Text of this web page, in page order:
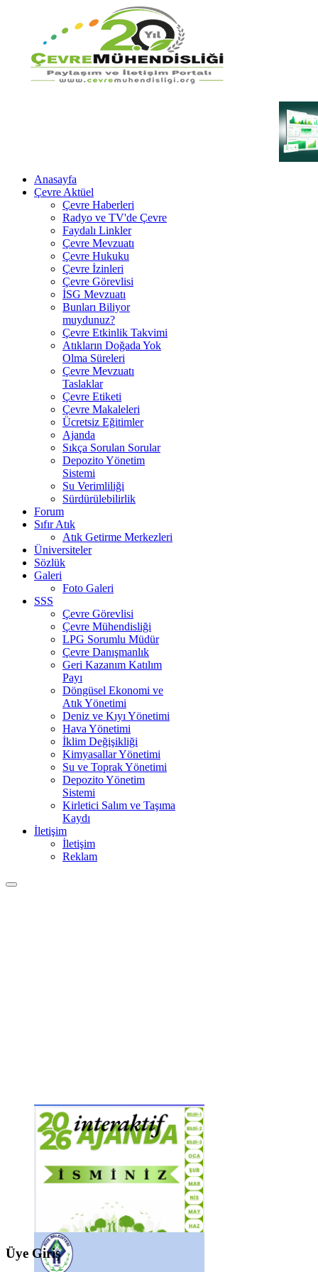
Anasayfa
Çevre Aktüel
Çevre Haberleri
Radyo ve TV'de Çevre
Faydalı Linkler
Çevre Mevzuatı
Çevre Hukuku
Çevre İzinleri
Çevre Görevlisi
İSG Mevzuatı
Bunları Biliyor
muydunuz?
Çevre Etkinlik Takvimi
Atıkların Doğada Yok
Olma Süreleri
Çevre Mevzuatı
Taslaklar
Çevre Etiketi
Çevre Makaleleri
Ücretsiz Eğitimler
Ajanda
Sıkça Sorulan Sorular
Depozito Yönetim
Sistemi
Su Verimliliği
Sürdürülebilirlik
Forum
Sıfır Atık
Atık Getirme Merkezleri
Üniversiteler
Sözlük
Galeri
Foto Galeri
SSS
Çevre Görevlisi
Çevre Mühendisliği
LPG Sorumlu Müdür
Çevre Danışmanlık
Geri Kazanım Katılım
Payı
Döngüsel Ekonomi ve
Atık Yönetimi
Deniz ve Kıyı Yönetimi
Hava Yönetimi
İklim Değişikliği
Kimyasallar Yönetimi
Su ve Toprak Yönetimi
Depozito Yönetim
Sistemi
Kirletici Salım ve Taşıma
Kaydı
İletişim
İletişim
Reklam
Üye Giriş